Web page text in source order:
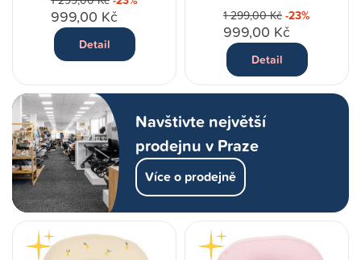
Navštivte největší
prodejnu v Praze
Více o prodejně
999,00 Kč
Detail
1 299,00 Kč -23%
999,00 Kč
Detail